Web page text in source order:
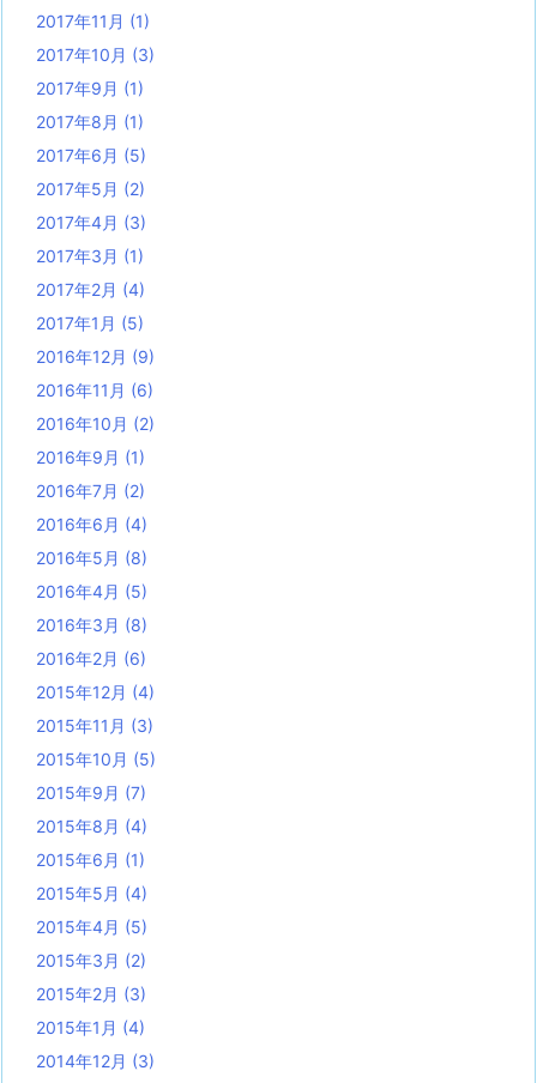
2017年11月 (1)
2017年10月 (3)
2017年9月 (1)
2017年8月 (1)
2017年6月 (5)
2017年5月 (2)
2017年4月 (3)
2017年3月 (1)
2017年2月 (4)
2017年1月 (5)
2016年12月 (9)
2016年11月 (6)
2016年10月 (2)
2016年9月 (1)
2016年7月 (2)
2016年6月 (4)
2016年5月 (8)
2016年4月 (5)
2016年3月 (8)
2016年2月 (6)
2015年12月 (4)
2015年11月 (3)
2015年10月 (5)
2015年9月 (7)
2015年8月 (4)
2015年6月 (1)
2015年5月 (4)
2015年4月 (5)
2015年3月 (2)
2015年2月 (3)
2015年1月 (4)
2014年12月 (3)